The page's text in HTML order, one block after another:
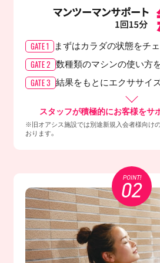
GATE 1 まずはカラダの状態をチェ
GATE 2 数種類のマシンの使い方
GATE 3 結果をもとにエクササイ
スタッフが積極的にお客様をサ
※旧オアシス施設では別途新規入会者様向け
おります。